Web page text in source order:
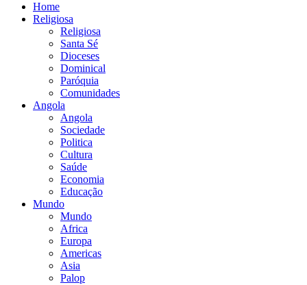
Home
Religiosa
Religiosa
Santa Sé
Dioceses
Dominical
Paróquia
Comunidades
Angola
Angola
Sociedade
Politica
Cultura
Saúde
Economia
Educação
Mundo
Mundo
Africa
Europa
Americas
Asia
Palop